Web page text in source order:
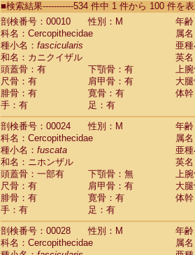
CebidaeSaguinus labiatus(0)
Cebidae Saguinus leucopus (4)
CebidaeSaguinus midas
CebidaeSaguinus mystax
CebidaeSaguinus nigricollis (13)
Cebidae Saguinus oedipus
Cebidae Saguinus weddelli
Cebidae Saguinusspp.
Cebidae Aotus trivirgatus
Cebidae Cebus albifrons
CebidaeCebus apella
Cebidae
CebidaeCebus nigrivittatus
Cebidae Cebusspp.(0)
Cebidae Saimiri boliviensis
Cebidae Saimiri sciureus
Atelidae Alouatta caraya
AtelidaeAlouatta fusca
AtelidaeAlouatta seniculus
AtelidaeAlouatta
■検索結果-----------534 件中 1 件から 100 件を
剖検番号：00010
性別：M
年
科名：Cercopithecidae
属名
種小名： fascicularis
亜種
和名：カニクイザル
英
頭蓋骨：有
下顎骨：有 上
尺骨：有
肩甲骨：有 大
腓骨：有
寛骨：有
体
手：有
足：有
剖検番号：00024
性別：M
年
科名：Cercopithecidae
属名
種小名： fuscata 亜種
和名：ニホンザル
英
頭蓋骨：一部有
下顎骨：無 上
尺骨：有
肩甲骨：有 大
腓骨：有
寛骨：有
体
手：有
足：有
剖検番号：00028
性別：M
年
科名：Cercopithecidae
属名